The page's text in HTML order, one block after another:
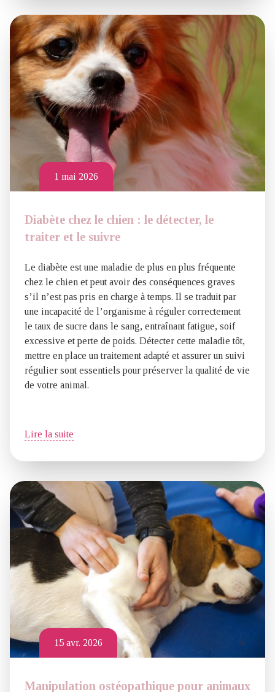
1 mai 2026
Diabète chez le chien : le détecter, le
traiter et le suivre
Le diabète est une maladie de plus en plus fréquente
chez le chien et peut avoir des conséquences graves
s’il n’est pas pris en charge à temps. Il se traduit par
une incapacité de l’organisme à réguler correctement
le taux de sucre dans le sang, entraînant fatigue, soif
excessive et perte de poids. Détecter cette maladie tôt,
mettre en place un traitement adapté et assurer un suivi
régulier sont essentiels pour préserver la qualité de vie
de votre animal.
Lire la suite
15 avr. 2026
Manipulation ostéopathique pour animaux